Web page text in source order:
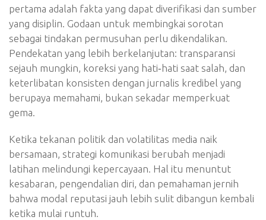
pertama adalah fakta yang dapat diverifikasi dan sumber
yang disiplin. Godaan untuk membingkai sorotan
sebagai tindakan permusuhan perlu dikendalikan.
Pendekatan yang lebih berkelanjutan: transparansi
sejauh mungkin, koreksi yang hati‑hati saat salah, dan
keterlibatan konsisten dengan jurnalis kredibel yang
berupaya memahami, bukan sekadar memperkuat
gema.
Ketika tekanan politik dan volatilitas media naik
bersamaan, strategi komunikasi berubah menjadi
latihan melindungi kepercayaan. Hal itu menuntut
kesabaran, pengendalian diri, dan pemahaman jernih
bahwa modal reputasi jauh lebih sulit dibangun kembali
ketika mulai runtuh.